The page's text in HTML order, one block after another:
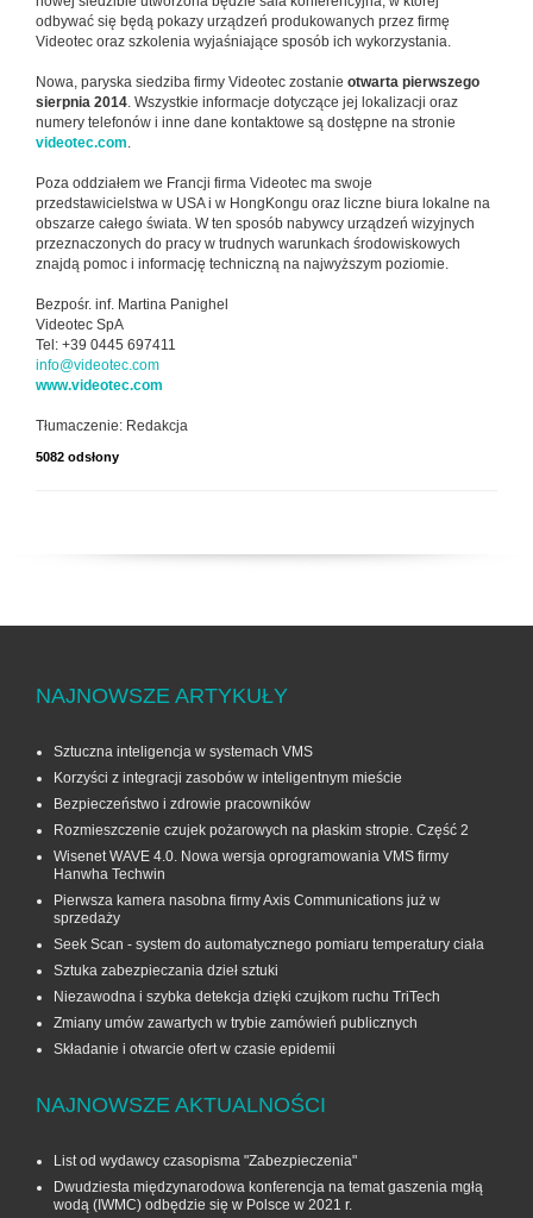
odbywać się będą pokazy urządzeń produkowanych przez firmę
Videotec oraz szkolenia wyjaśniające sposób ich wykorzystania.
Nowa, paryska siedziba firmy Videotec zostanie otwarta pierwszego
sierpnia 2014. Wszystkie informacje dotyczące jej lokalizacji oraz
numery telefonów i inne dane kontaktowe są dostępne na stronie
videotec.com.
Poza oddziałem we Francji firma Videotec ma swoje
przedstawicielstwa w USA i w HongKongu oraz liczne biura lokalne na
obszarze całego świata. W ten sposób nabywcy urządzeń wizyjnych
przeznaczonych do pracy w trudnych warunkach środowiskowych
znajdą pomoc i informację techniczną na najwyższym poziomie.
Bezpośr. inf. Martina Panighel
Videotec SpA
Tel: +39 0445 697411
info@videotec.com
www.videotec.com
Tłumaczenie: Redakcja
5082 odsłony
NAJNOWSZE ARTYKUŁY
Sztuczna inteligencja w systemach VMS
Korzyści z integracji zasobów w inteligentnym mieście
Bezpieczeństwo i zdrowie pracowników
Rozmieszczenie czujek pożarowych na płaskim stropie. Część 2
Wisenet WAVE 4.0. Nowa wersja oprogramowania VMS firmy
Hanwha Techwin
Pierwsza kamera nasobna firmy Axis Communications już w
sprzedaży
Seek Scan - system do automatycznego pomiaru temperatury ciała
Sztuka zabezpieczania dzieł sztuki
Niezawodna i szybka detekcja dzięki czujkom ruchu TriTech
Zmiany umów zawartych w trybie zamówień publicznych
Składanie i otwarcie ofert w czasie epidemii
NAJNOWSZE AKTUALNOŚCI
List od wydawcy czasopisma "Zabezpieczenia"
Dwudziesta międzynarodowa konferencja na temat gaszenia mgłą
wodą (IWMC) odbędzie się w Polsce w 2021 r.